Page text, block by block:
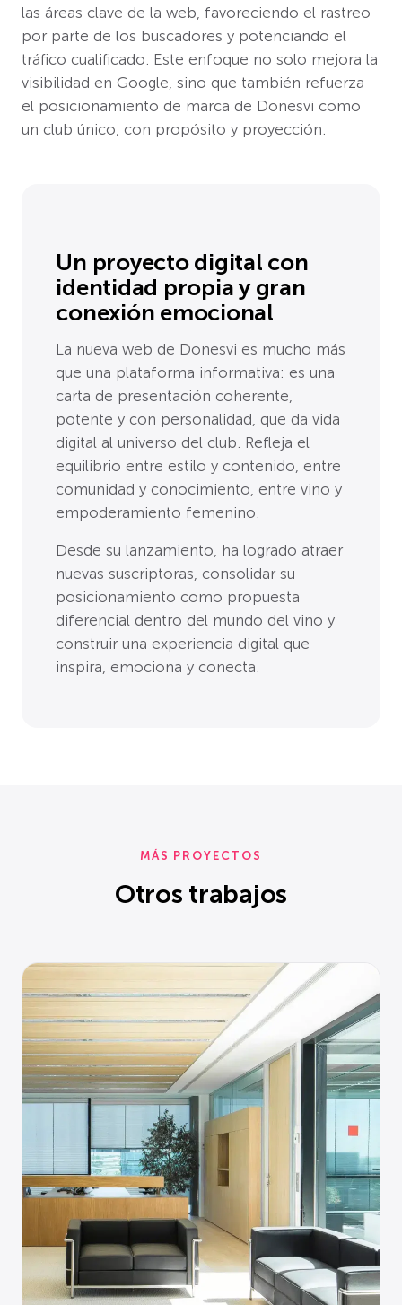
las áreas clave de la web, favoreciendo el rastreo
por parte de los buscadores y potenciando el
tráfico cualificado. Este enfoque no solo mejora la
visibilidad en Google, sino que también refuerza
el posicionamiento de marca de Donesvi como
un club único, con propósito y proyección.
Un proyecto digital con
identidad propia y gran
conexión emocional
La nueva web de Donesvi es mucho más
que una plataforma informativa: es una
carta de presentación coherente,
potente y con personalidad, que da vida
digital al universo del club. Refleja el
equilibrio entre estilo y contenido, entre
comunidad y conocimiento, entre vino y
empoderamiento femenino.
Desde su lanzamiento, ha logrado atraer
nuevas suscriptoras, consolidar su
posicionamiento como propuesta
diferencial dentro del mundo del vino y
construir una experiencia digital que
inspira, emociona y conecta.
MÁS PROYECTOS
Otros trabajos